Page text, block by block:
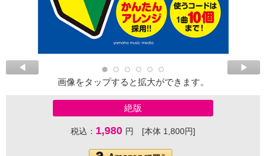
画像をタップすると拡大ができます。
絶版
税込： 1,980 円 [本体 1,800円]